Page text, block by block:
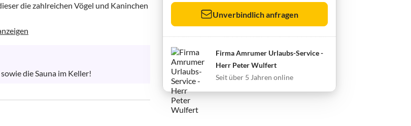
die zahlreichen Vögel und Kaninchen
die Sauna im Keller!
Unverbindlich anfragen
Firma Amrumer Urlaubs-Service -
Herr Peter Wulfert
Seit über 5 Jahren online